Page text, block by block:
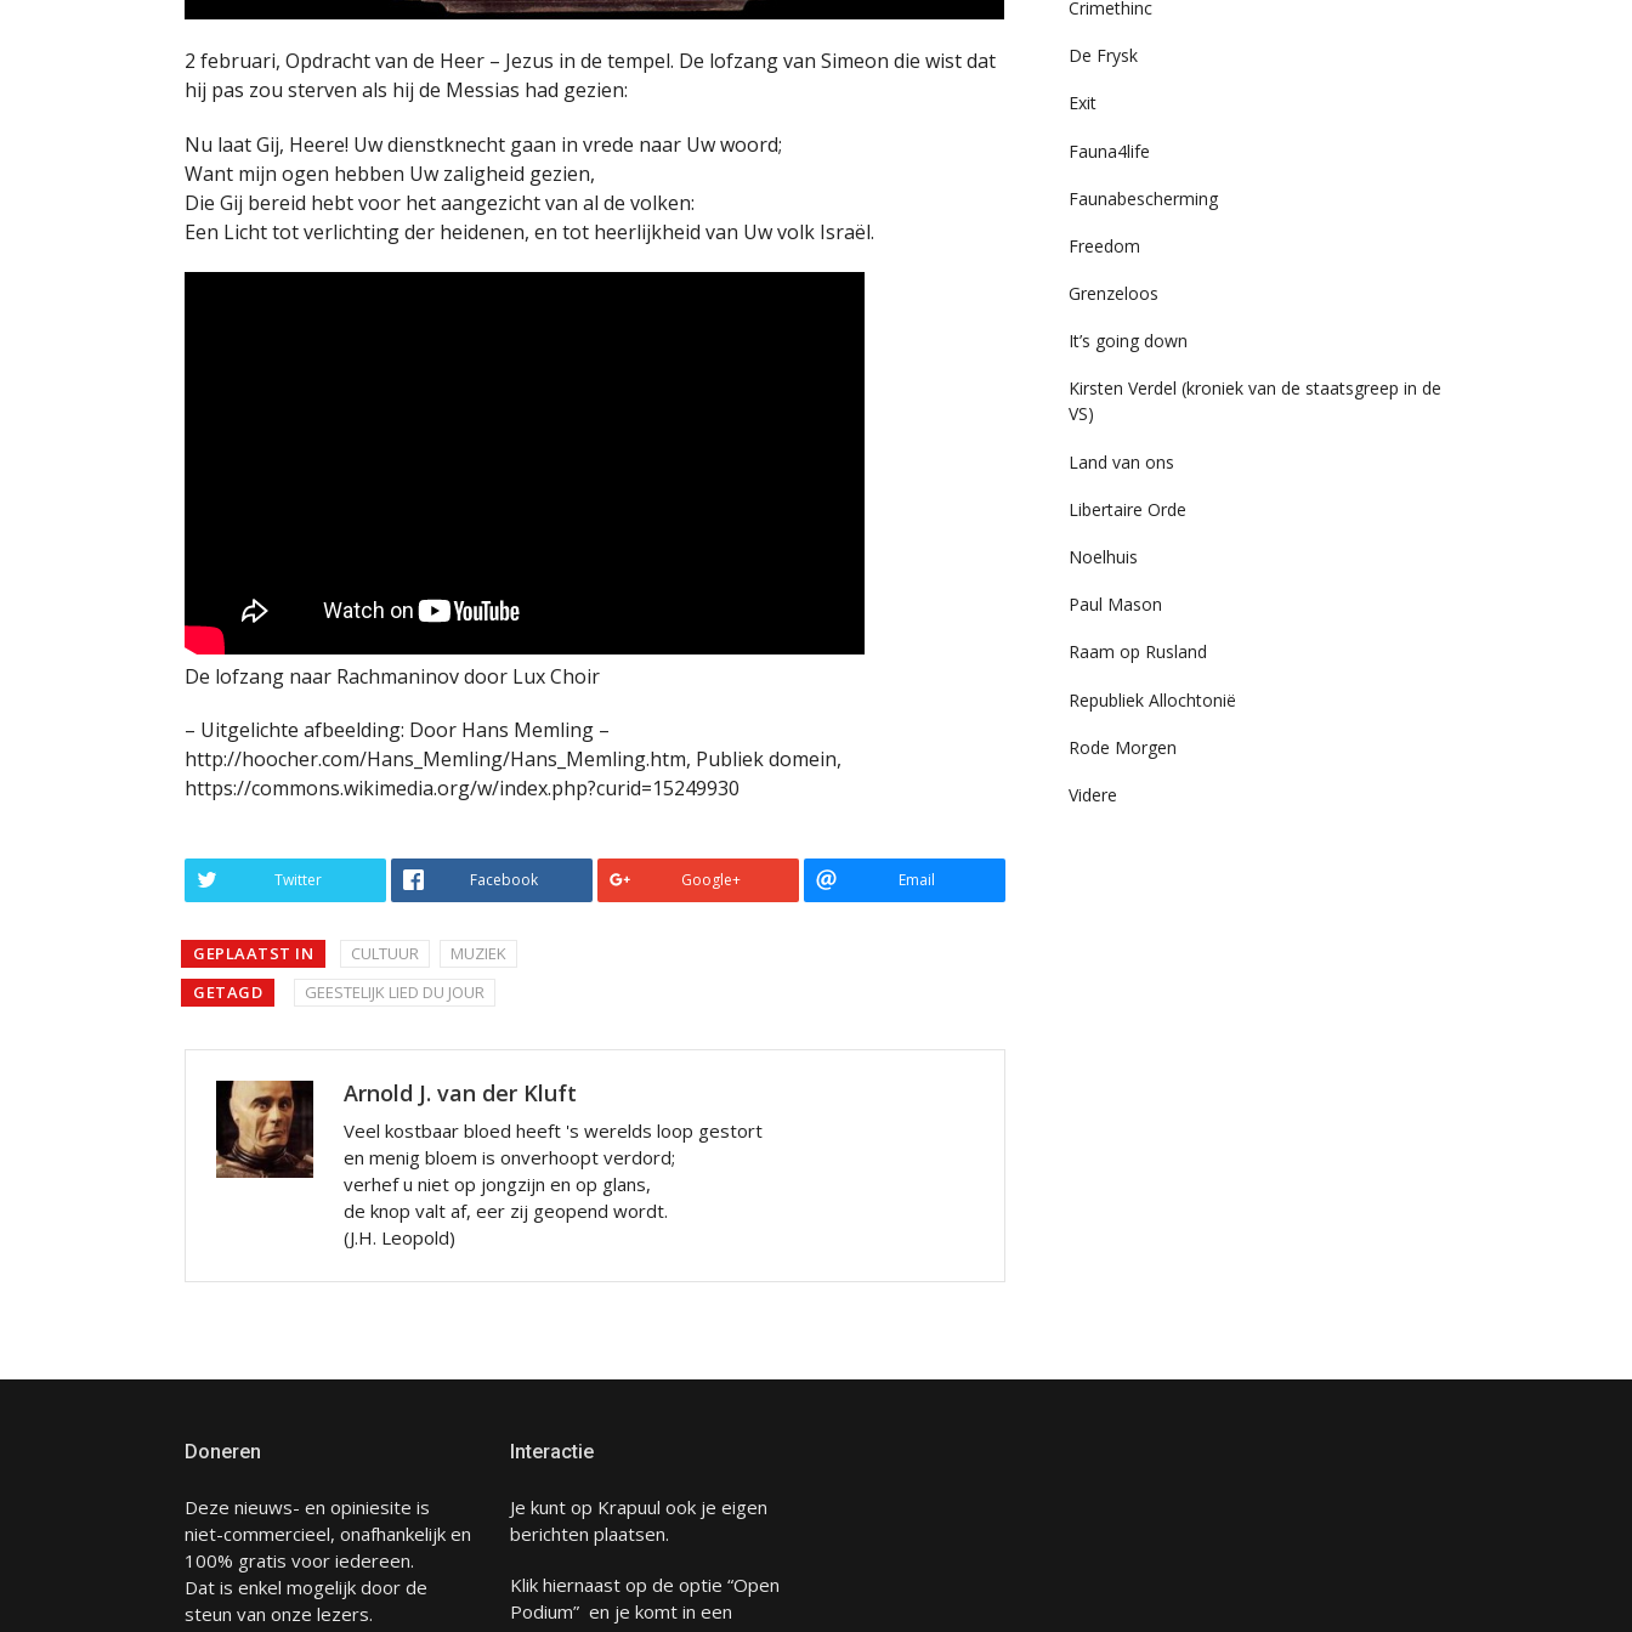
2 februari, Opdracht van de Heer – Jezus in de tempel. De lofzang van Simeon die wist dat
hij pas zou sterven als hij de Messias had gezien:
Nu laat Gij, Heere! Uw dienstknecht gaan in vrede naar Uw woord;
Want mijn ogen hebben Uw zaligheid gezien,
Die Gij bereid hebt voor het aangezicht van al de volken:
Een Licht tot verlichting der heidenen, en tot heerlijkheid van Uw volk Israël.
De lofzang naar Rachmaninov door Lux Choir
– Uitgelichte afbeelding: Door Hans Memling –
http://hoocher.com/Hans_Memling/Hans_Memling.htm, Publiek domein,
https://commons.wikimedia.org/w/index.php?curid=15249930
Twitter Facebook Google+ Email
GEPLAATST IN CULTUUR
MUZIEK
GETAGD
GEESTELIJK LIED DU JOUR
Arnold J. van der Kluft
Veel kostbaar bloed heeft 's werelds loop gestort
en menig bloem is onverhoopt verdord;
verhef u niet op jongzijn en op glans,
de knop valt af, eer zij geopend wordt.
(J.H. Leopold)
Crimethinc
De Frysk
Exit
Fauna4life
Faunabescherming
Freedom
Grenzeloos
It’s going down
Kirsten Verdel (kroniek van de staatsgreep in de
VS)
Land van ons
Libertaire Orde
Noelhuis
Paul Mason
Raam op Rusland
Republiek Allochtonië
Rode Morgen
Videre
Doneren
Deze nieuws- en opiniesite is
niet-commercieel, onafhankelijk en
100% gratis voor iedereen.
Dat is enkel mogelijk door de
steun van onze lezers.
Interactie
Je kunt op Krapuul ook je eigen
berichten plaatsen.
Klik hiernaast op de optie “Open
Podium” en je komt in een